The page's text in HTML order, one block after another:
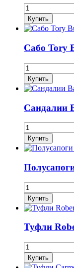
Сабо Tory
Сандалии
Туфли